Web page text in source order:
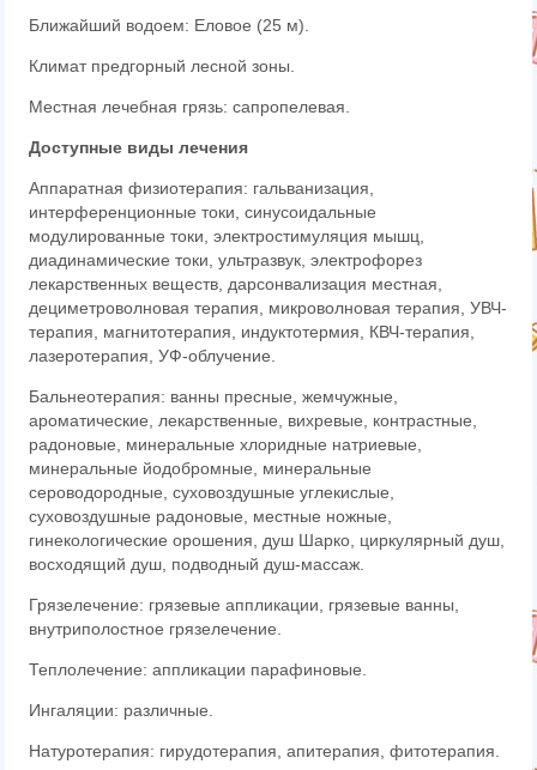
Ближайший водоем: Еловое (25 м).
Климат предгорный лесной зоны.
Местная лечебная грязь: сапропелевая.
Доступные виды лечения
Аппаратная физиотерапия: гальванизация,
интерференционные токи, синусоидальные
модулированные токи, электростимуляция мышц,
диадинамические токи, ультразвук, электрофорез
лекарственных веществ, дарсонвализация местная,
дециметроволновая терапия, микроволновая терапия, УВЧ-
терапия, магнитотерапия, индуктотермия, КВЧ-терапия,
лазеротерапия, УФ-облучение.
Бальнеотерапия: ванны пресные, жемчужные,
ароматические, лекарственные, вихревые, контрастные,
радоновые, минеральные хлоридные натриевые,
минеральные йодобромные, минеральные
сероводородные, суховоздушные углекислые,
суховоздушные радоновые, местные ножные,
гинекологические орошения, душ Шарко, циркулярный душ,
восходящий душ, подводный душ-массаж.
Грязелечение: грязевые аппликации, грязевые ванны,
внутриполостное грязелечение.
Теплолечение: аппликации парафиновые.
Ингаляции: различные.
Натуротерапия: гирудотерапия, апитерапия, фитотерапия.